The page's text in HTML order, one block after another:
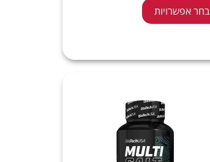
בחר אפשרויות